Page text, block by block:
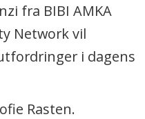
fra BIBI AMKA
Network vil
i dagens
Rasten.